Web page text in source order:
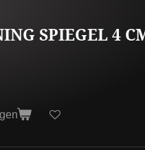
SPIEGEL 4